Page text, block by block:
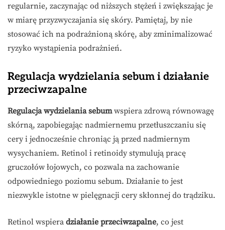
regularnie, zaczynając od niższych stężeń i zwiększając je
w miarę przyzwyczajania się skóry. Pamiętaj, by nie
stosować ich na podrażnioną skórę, aby zminimalizować
ryzyko wystąpienia podrażnień.
Regulacja wydzielania sebum i działanie
przeciwzapalne
Regulacja wydzielania sebumwspiera zdrową równowagę
skórną, zapobiegając nadmiernemu przetłuszczaniu się
cery i jednocześnie chroniąc ją przed nadmiernym
wysychaniem. Retinol i retinoidy stymulują pracę
gruczołów łojowych, co pozwala na zachowanie
odpowiedniego poziomu sebum. Działanie to jest
niezwykle istotne w pielęgnacji cery skłonnej do trądziku.
Retinol wspiera działanie przeciwzapalne, co jest